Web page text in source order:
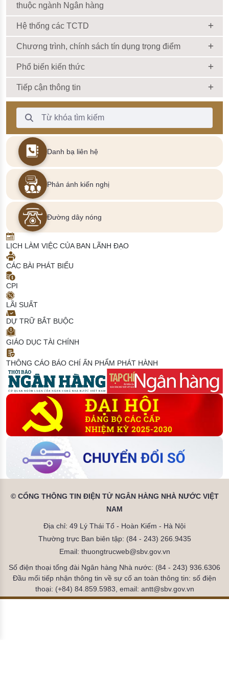
thuộc ngành Ngân hàng
Hệ thống các TCTD
Chương trình, chính sách tín dụng trọng điểm
Phổ biến kiến thức
Tiếp cận thông tin
Thanh Tìm kiếm
Danh bạ liên hệ
Phản ánh kiến nghị
Đường dây nóng
LỊCH LÀM VIỆC CỦA BAN LÃNH ĐẠO
CÁC BÀI PHÁT BIỂU
CPI
LÃI SUẤT
DỰ TRỮ BẮT BUỘC
GIÁO DỤC TÀI CHÍNH
THÔNG CÁO BÁO CHÍ ẤN PHẨM PHÁT HÀNH
© CỔNG THÔNG TIN ĐIỆN TỬ NGÂN HÀNG NHÀ NƯỚC VIỆT
NAM
Địa chỉ: 49 Lý Thái Tổ - Hoàn Kiếm - Hà Nội
Thường trực Ban biên tập: (84 - 243) 266.9435
Email: thuongtrucweb@sbv.gov.vn
Số điện thoại tổng đài Ngân hàng Nhà nước: (84 - 243) 936.6306
Đầu mối tiếp nhận thông tin về sự cố an toàn thông tin: số điện
thoại: (+84) 84.859.5983, email: antt@sbv.gov.vn